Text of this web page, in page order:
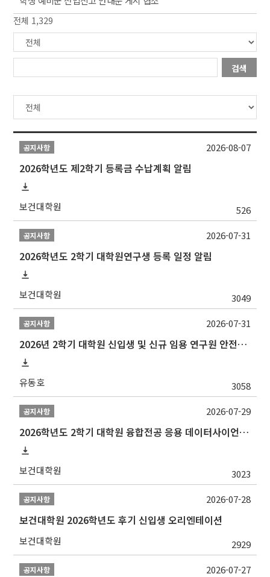
전체 1,329
검색
공지사항
2026학년도 제2학기 등록금 수납계획 알림
보건대학원 526
2026-08-07
공지사항
2026학년도 2학기 대학원연구생 등록 일정 알림
보건대학원 3049
2026-07-31
공지사항
2026년 2학기 대학원 신입생 및 신규 임용 연구원 안전환경교육(신규교육) 실시 안내
유동호 3058
2026-07-31
공지사항
2026학년도 2학기 대학원 융합전공 응용 데이터사이언스 선발 계획 알림
보건대학원 3023
2026-07-29
공지사항
보건대학원 2026학년도 후기 신입생 오리엔테이션
보건대학원 2929
2026-07-28
공지사항 2026-07-27